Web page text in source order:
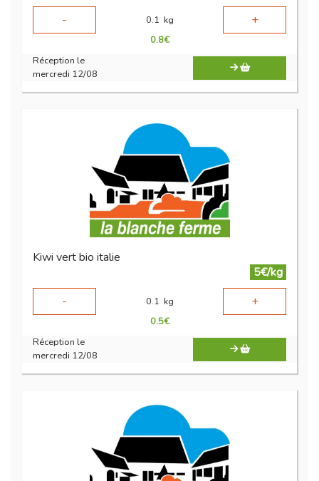
-
0.1 kg +
0.8€
Réception le
mercredi 12/08
Kiwi vert bio italie
5€/kg
-
0.1 kg +
0.5€
Réception le
mercredi 12/08